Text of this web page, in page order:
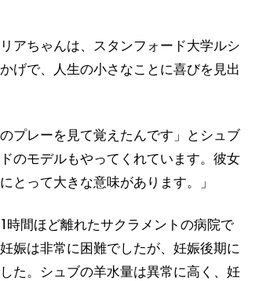
アちゃんは、スタンフォード大学ルシ
げで、人生の小さなことに喜びを見出
プレーを見て覚えたんです」とシュブ
のモデルもやってくれています。彼女
とって大きな意味があります。」
間ほど離れたサクラメントの病院で
娠は非常に困難でしたが、妊娠後期に
た。シュブの羊水量は異常に高く、妊